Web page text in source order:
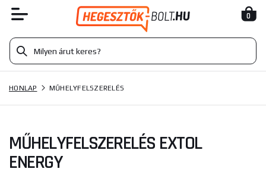
0
HONLAP MŰHELYFELSZERELÉS
MŰHELYFELSZERELÉS EXTOL
ENERGY